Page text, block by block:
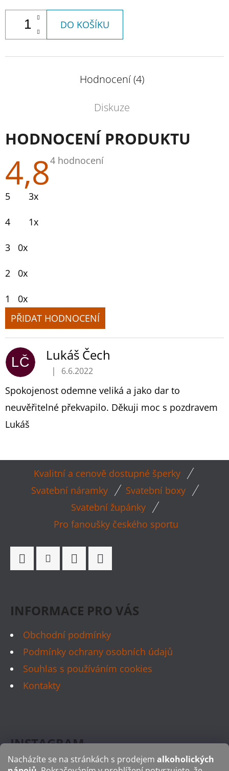
Nacházíte se na stránkách s prodejem alkoholických
DO KOŠÍKU
Hodnocení (4)
Diskuze
HODNOCENÍ PRODUKTU
4,8Průměrné
4 hodnocení
5 3x
4 1x
3 0x
2 0x
1
0x
PŘIDAT HODNOCENÍ
V
Ý
P
I
S
H
O
D
LČ Lukáš Čech
Hodnocení produktu je 5 z 5 hvězdiček.
| 6.6.2022
Spokojenost odemne veliká a jako dar to
neuvěřitelné překvapilo. Děkuji moc s pozdravem
Lukáš
Kvalitní a cenově dostupné šperky
Svatební náramky
Svatební boxy
Svatební župánky
Pro fanoušky českého sportu
INFORMACE PRO VÁS
Obchodní podmínky
Podmínky ochrany osobních údajů
Souhlas s používáním cookies
Kontakty
INSTAGRAM